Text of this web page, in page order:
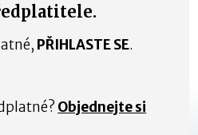
PŘIHLASTE SE.
Objednejte si